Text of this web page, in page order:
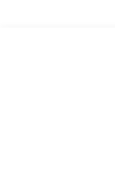
Ürün resmi
Ürün
Ürün